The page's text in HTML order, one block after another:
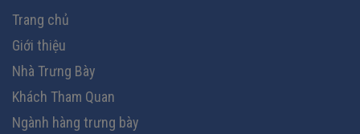
Trang chủ
Giới thiệu
Nhà Trưng Bày
Khách Tham Quan
Ngành hàng trưng bày